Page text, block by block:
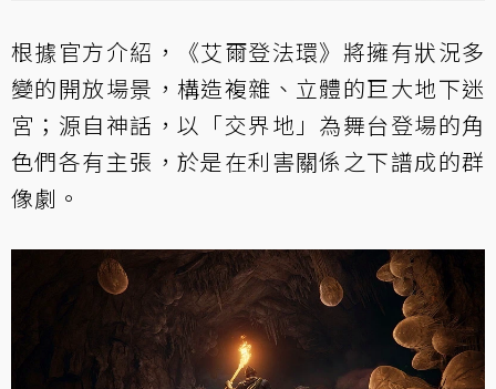
根據官方介紹，《艾爾登法環》將擁有狀況多
變的開放場景，構造複雜、立體的巨大地下迷
宮；源自神話，以「交界地」為舞台登場的角
色們各有主張，於是在利害關係之下譜成的群
像劇。